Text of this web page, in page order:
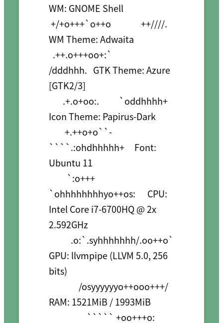
WM: GNOME Shell
WM Theme: Adwaita
/dddhhh.   GTK Theme: Azure
[GTK2/3]
Icon Theme: Papirus-Dark
````.:ohdhhhhh+     Font:
Ubuntu 11
`ohhhhhhhhyo++os:      CPU:
Intel Core i7-6700HQ @ 2x
2.592GHz
GPU: llvmpipe (LLVM 5.0, 256
bits)
RAM: 1521MiB / 1993MiB